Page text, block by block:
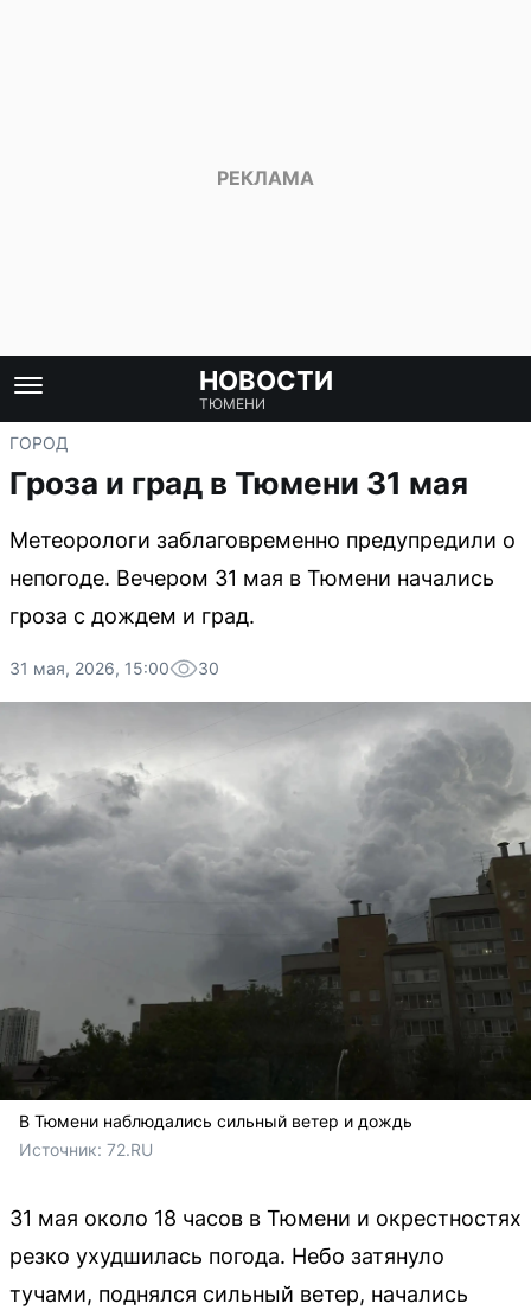
НОВОСТИ
ТЮМЕНИ
ГОРОД
Гроза и град в Тюмени 31 мая
Метеорологи заблаговременно предупредили о
непогоде. Вечером 31 мая в Тюмени начались
гроза с дождем и град.
31 мая, 2026, 15:00 30
В Тюмени наблюдались сильный ветер и дождь
Источник: 72.RU
31 мая около 18 часов в Тюмени и окрестностях
резко ухудшилась погода. Небо затянуло
тучами, поднялся сильный ветер, начались